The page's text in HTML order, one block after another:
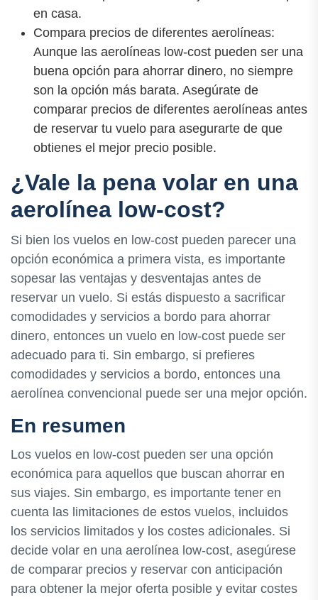
en casa.
Compara precios de diferentes aerolíneas:
Aunque las aerolíneas low-cost pueden ser una
buena opción para ahorrar dinero, no siempre
son la opción más barata. Asegúrate de
comparar precios de diferentes aerolíneas antes
de reservar tu vuelo para asegurarte de que
obtienes el mejor precio posible.
¿Vale la pena volar en una
aerolínea low-cost?
Si bien los vuelos en low-cost pueden parecer una
opción económica a primera vista, es importante
sopesar las ventajas y desventajas antes de
reservar un vuelo. Si estás dispuesto a sacrificar
comodidades y servicios a bordo para ahorrar
dinero, entonces un vuelo en low-cost puede ser
adecuado para ti. Sin embargo, si prefieres
comodidades y servicios a bordo, entonces una
aerolínea convencional puede ser una mejor opción.
En resumen
Los vuelos en low-cost pueden ser una opción
económica para aquellos que buscan ahorrar en
sus viajes. Sin embargo, es importante tener en
cuenta las limitaciones de estos vuelos, incluidos
los servicios limitados y los costes adicionales. Si
decide volar en una aerolínea low-cost, asegúrese
de comparar precios y reservar con anticipación
para obtener la mejor oferta posible y evitar costes